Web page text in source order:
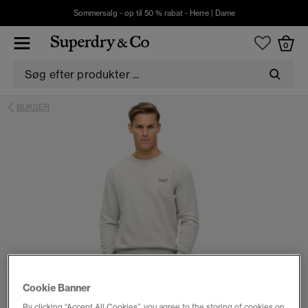
Sommersalg - op til 50 % rabat - Herre| Dame
0
BUKSER
Cookie Banner